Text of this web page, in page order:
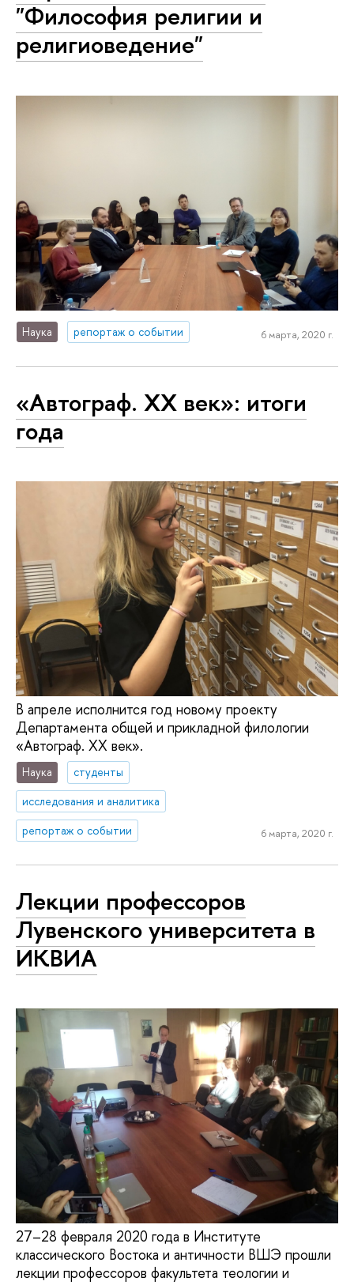
"Философия религии и
религиоведение"
Наука репортаж о событии 6 марта, 2020 г.
«Автограф. ХХ век»: итоги
года
В апреле исполнится год новому проекту
Департамента общей и прикладной филологии
«Автограф. ХХ век».
Наука
студенты
исследования и аналитика
репортаж о событии
6 марта, 2020 г.
Лекции профессоров
Лувенского университета в
ИКВИА
27–28 февраля 2020 года в Институте
классического Востока и античности ВШЭ прошли
лекции профессоров факультета теологии и